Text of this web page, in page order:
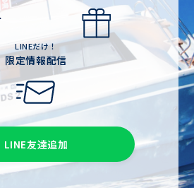
LINEだけ！
限定情報配信
LINE友達追加